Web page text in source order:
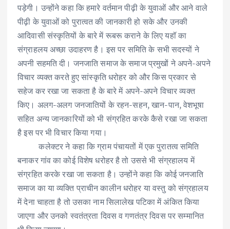
पड़ेगी। उन्होंने कहा कि हमारे वर्तमान पीढ़ी के युवाओं और आने वाले
पीढ़ी के युवाओं को पुरात्वत की जानकारी हो सके और उनकी
आदिवासी संस्कृतियों के बारे में रूबरू कराने के लिए यहॉ का
संग्राहलय अच्छा उदाहरण है। इस पर समिति के सभी सदस्यों ने
अपनी सहमति दी। जनजाति समाज के समाज प्रमुखों ने अपने-अपने
विचार व्यक्त करते हुए सांस्कृति धरोहर को और किस प्रकार से
सहेज कर रखा जा सकता है के बारे में अपने-अपने विचार व्यक्त
किए। अलग-अलग जनजातियों के रहन-सहन, खान-पान, वेशभूषा
सहित अन्य जानकारियों को भी संग्रहित करके कैसे रखा जा सकता
है इस पर भी विचार किया गया।
कलेक्टर ने कहा कि ग्राम पंचायतों में एक पुरातत्व समिति
बनाकर गांव का कोई विशेष धरोहर है तो उससे भी संग्रहालय में
संग्रहित करके रखा जा सकता है। उन्होंने कहा कि कोई जनजाति
समाज का या व्यक्ति प्राचीन कालीन धरोहर या वस्तु को संग्रहालय
में देना चाहता है तो उसका नाम सिलालेख पटिका में अंकित किया
जाएगा और उनको स्वतंत्रता दिवस व गणतंत्र दिवस पर सम्मानित